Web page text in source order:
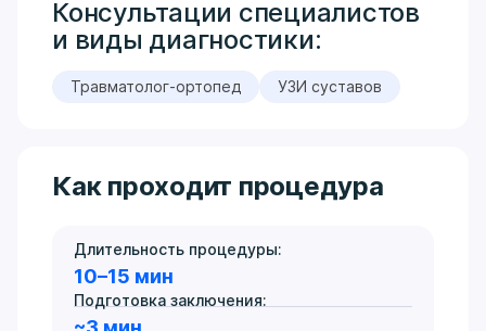
Консультации специалистов
и виды диагностики:
Травматолог-ортопед УЗИ суставов
Как проходит процедура
Длительность процедуры:
10–15 мин
Подготовка заключения: